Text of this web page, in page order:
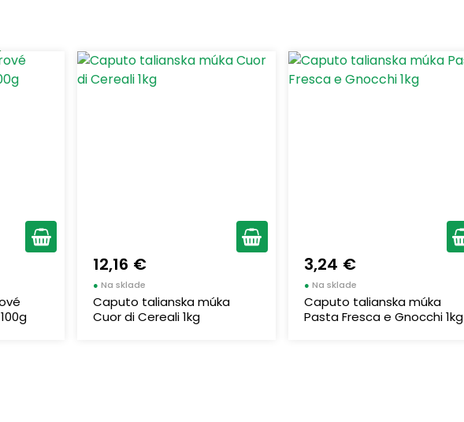
12,16 €
●Na sklade
Caputo talianska múka
Cuor di Cereali 1kg
3,24 €
● Na sklade
Caputo talianska múka
Pasta Fresca e Gnocchi 1kg